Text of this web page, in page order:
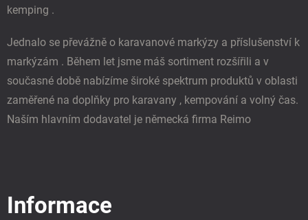
kemping .
Jednalo se převážně o karavanové markýzy a příslušenství k
markýzám . Během let jsme máš sortiment rozšířili a v
současné době nabízíme široké spektrum produktů v oblasti
zaměřené na doplňky pro karavany , kempování a volný čas.
Naším hlavním dodavatel je německá firma Reimo
Informace